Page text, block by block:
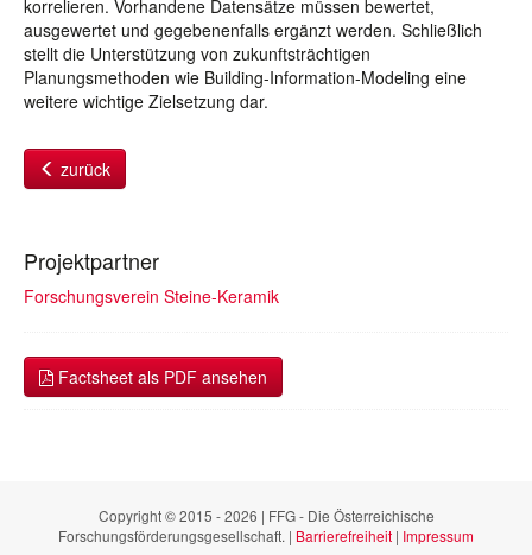
korrelieren. Vorhandene Datensätze müssen bewertet,
ausgewertet und gegebenenfalls ergänzt werden. Schließlich
stellt die Unterstützung von zukunftsträchtigen
Planungsmethoden wie Building-Information-Modeling eine
weitere wichtige Zielsetzung dar.
zurück
Projektpartner
Forschungsverein Steine-Keramik
Factsheet als PDF ansehen
Copyright © 2015 - 2026 | FFG - Die Österreichische
Forschungsförderungsgesellschaft. | Barrierefreiheit | Impressum